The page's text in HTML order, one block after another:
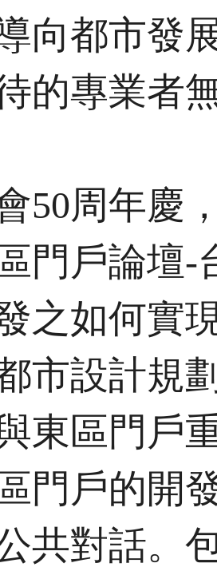
向都市發
的專業者
50周年慶
門戶論壇-
之如何實
市設計規
東區門戶
門戶的開
共對話。